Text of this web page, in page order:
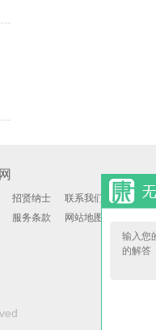
招贤纳士
联系我们
服务条款 网站地图